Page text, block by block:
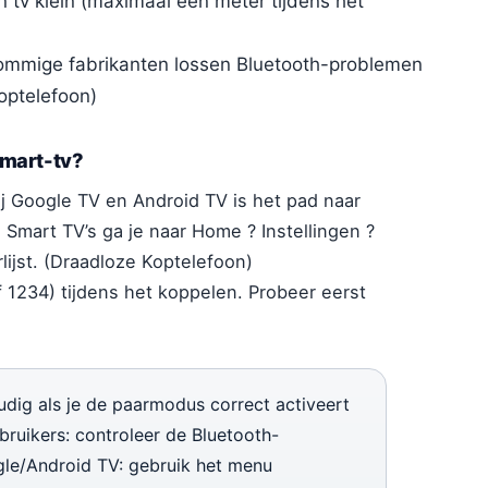
fabrikanten lossen Bluetooth-problemen
tv?
TV en Android TV is het pad naar
TV’s ga je naar Home ? Instellingen ?
(Draadloze Koptelefoon)
1234) tijdens het koppelen. Probeer eerst
als je de paarmodus correct activeert
controleer de Bluetooth-
Android TV: gebruik het menu